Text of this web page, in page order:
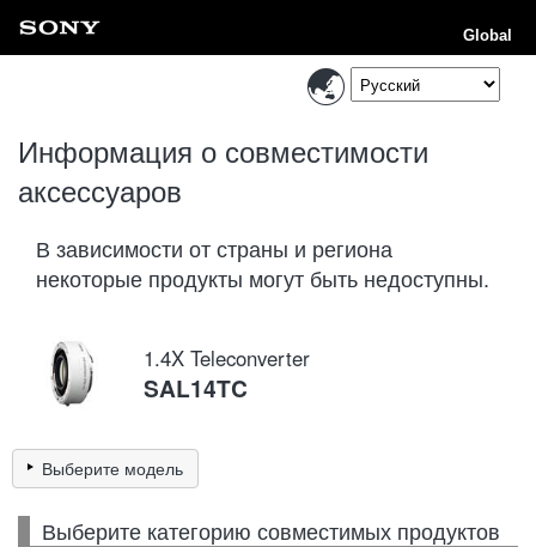
Global
Информация о совместимости
аксессуаров
В зависимости от страны и региона
некоторые продукты могут быть недоступны.
1.4X Teleconverter
SAL14TC
Выберите модель
Выберите категорию совместимых продуктов